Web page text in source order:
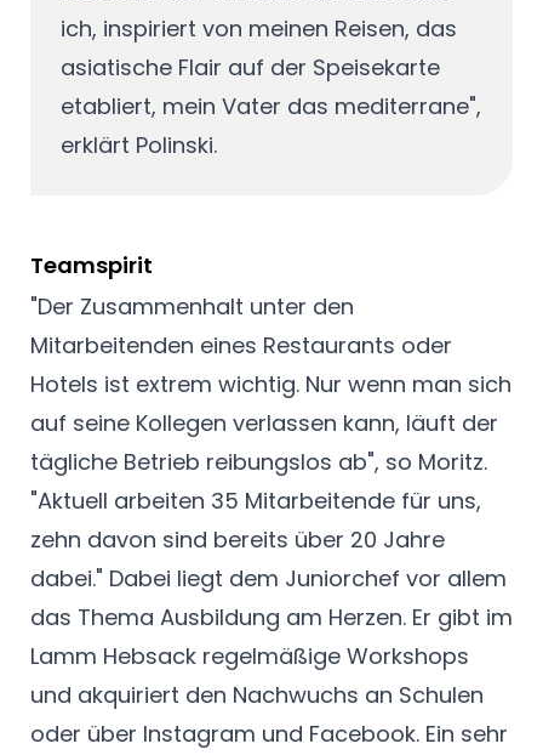
ich, inspiriert von meinen Reisen, das
asiatische Flair auf der Speisekarte
etabliert, mein Vater das mediterrane",
erklärt Polinski.
Teamspirit
"Der Zusammenhalt unter den
Mitarbeitenden eines Restaurants oder
Hotels ist extrem wichtig. Nur wenn man sich
auf seine Kollegen verlassen kann, läuft der
tägliche Betrieb reibungslos ab", so Moritz.
"Aktuell arbeiten 35 Mitarbeitende für uns,
zehn davon sind bereits über 20 Jahre
dabei." Dabei liegt dem Juniorchef vor allem
das Thema Ausbildung am Herzen. Er gibt im
Lamm Hebsack regelmäßige Workshops
und akquiriert den Nachwuchs an Schulen
oder über Instagram und Facebook. Ein sehr